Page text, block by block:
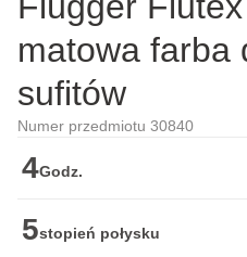
matowa farba
sufitów
Numer przedmiotu 30840
4Godz.
5stopień połysku